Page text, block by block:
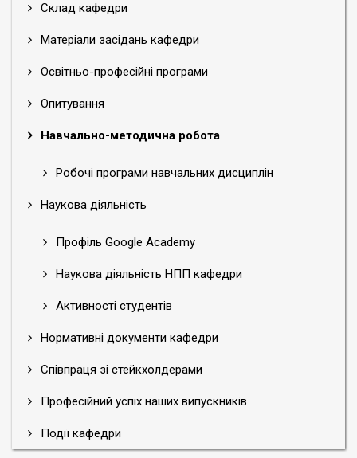
Склад кафедри
Матеріали засідань кафедри
Освітньо-професійні програми
Опитування
Навчально-методична робота
Робочі програми навчальних дисциплін
Наукова діяльність
Профіль Google Academy
Наукова діяльність НПП кафедри
Активності студентів
Нормативні документи кафедри
Співпраця зі стейкхолдерами
Професійний успіх наших випускників
Події кафедри